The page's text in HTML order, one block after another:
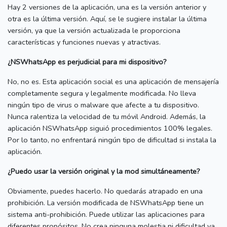
Hay 2 versiones de la aplicación, una es la versión anterior y
otra es la última versión. Aquí, se le sugiere instalar la última
versión, ya que la versión actualizada le proporciona
características y funciones nuevas y atractivas.
¿NSWhatsApp es perjudicial para mi dispositivo?
No, no es. Esta aplicación social es una aplicación de mensajería
completamente segura y legalmente modificada. No lleva
ningún tipo de virus o malware que afecte a tu dispositivo.
Nunca ralentiza la velocidad de tu móvil Android. Además, la
aplicación NSWhatsApp siguió procedimientos 100% legales.
Por lo tanto, no enfrentará ningún tipo de dificultad si instala la
aplicación.
¿Puedo usar la versión original y la mod simultáneamente?
Obviamente, puedes hacerlo. No quedarás atrapado en una
prohibición. La versión modificada de NSWhatsApp tiene un
sistema anti-prohibición. Puede utilizar las aplicaciones para